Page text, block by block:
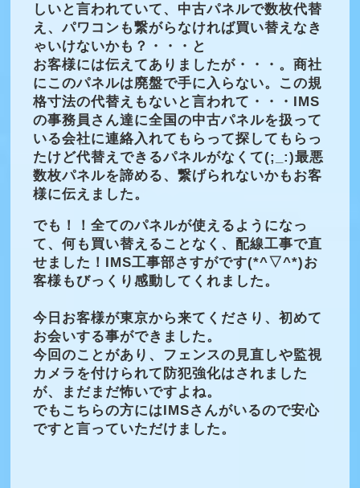
しいと言われていて、中古パネルで数枚代替
え、パワコンも繋がらなければ買い替えなき
ゃいけないかも？・・・と
お客様には伝えてありましたが・・・。商社
にこのパネルは廃盤で手に入らない。この規
格寸法の代替えもないと言われて・・・IMS
の事務員さん達に全国の中古パネルを扱って
いる会社に連絡入れてもらって探してもらっ
たけど代替えできるパネルがなくて(;_:)最悪
数枚パネルを諦める、繋げられないかもお客
様に伝えました。
でも！！全てのパネルが使えるようになっ
て、何も買い替えることなく、配線工事で直
せました！IMS工事部さすがです(*^▽^*)お
客様もびっくり感動してくれました。
今日お客様が東京から来てくださり、初めて
お会いする事ができました。
今回のことがあり、フェンスの見直しや監視
カメラを付けられて防犯強化はされました
が、まだまだ怖いですよね。
でもこちらの方にはIMSさんがいるので安心
ですと言っていただけました。